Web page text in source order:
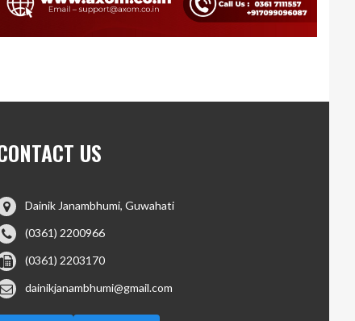
US
Dainik Janambhumi, Guwahati
(0361) 2200966
(0361) 2203170
dainikjanambhumi@gmail.com